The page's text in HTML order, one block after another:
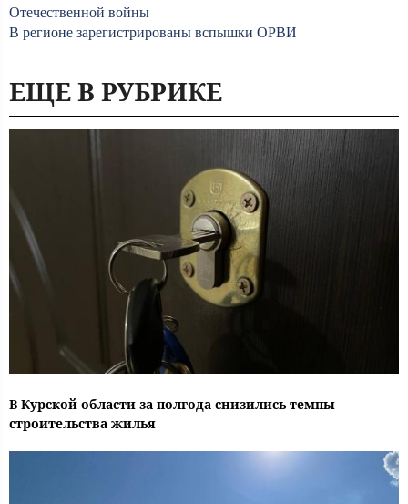
Отечественной войны
В регионе зарегистрированы вспышки ОРВИ
ЕЩЕ В РУБРИКЕ
В Курской области за полгода снизились темпы
строительства жилья